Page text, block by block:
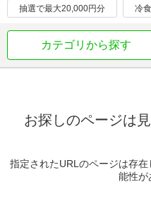
抽選で最大20,000円分 冷
カテゴリから探す
お探しのページは
指定されたURLのページは存
能性が